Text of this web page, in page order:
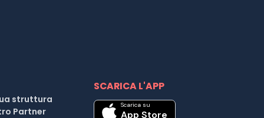
struttura
Partner
SCARICA L'APP
Scarica su
App Store